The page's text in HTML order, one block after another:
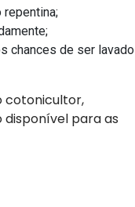
chances de ser lavado
cotonicultor,
para as